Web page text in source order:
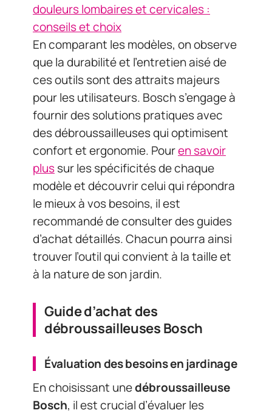
douleurs lombaires et cervicales :
conseils et choix
En comparant les modèles, on observe
que la durabilité et l’entretien aisé de
ces outils sont des attraits majeurs
pour les utilisateurs. Bosch s’engage à
fournir des solutions pratiques avec
des débroussailleuses qui optimisent
confort et ergonomie. Pouren savoir
plussur les spécificités de chaque
modèle et découvrir celui qui répondra
le mieux à vos besoins, il est
recommandé de consulter des guides
d’achat détaillés. Chacun pourra ainsi
trouver l’outil qui convient à la taille et
à la nature de son jardin.
Guide d’achat des
débroussailleuses Bosch
Évaluation des besoins en jardinage
En choisissant unedébroussailleuse
Bosch, il est crucial d’évaluer les